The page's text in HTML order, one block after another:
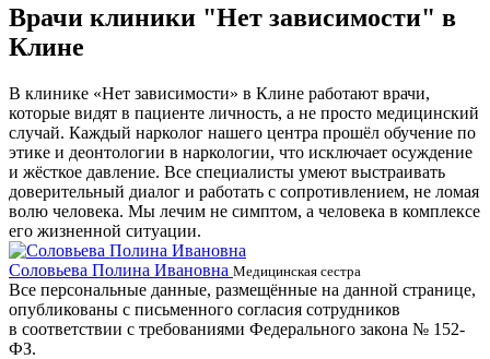
Врачи клиники "Нет зависимости" в
Клине
В клинике «Нет зависимости» в Клине работают врачи,
которые видят в пациенте личность, а не просто медицинский
случай. Каждый нарколог нашего центра прошёл обучение по
этике и деонтологии в наркологии, что исключает осуждение
и жёсткое давление. Все специалисты умеют выстраивать
доверительный диалог и работать с сопротивлением, не ломая
волю человека. Мы лечим не симптом, а человека в комплексе
его жизненной ситуации.
Соловьева Полина Ивановна Медицинская сестра
Все персональные данные, размещённые на данной странице,
опубликованы с письменного согласия сотрудников
в соответствии с требованиями Федерального закона № 152-
ФЗ.